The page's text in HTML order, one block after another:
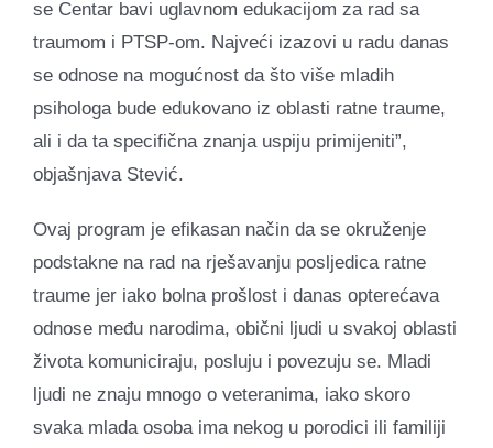
se Centar bavi uglavnom edukacijom za rad sa
traumom i PTSP-om. Najveći izazovi u radu danas
se odnose na mogućnost da što više mladih
psihologa bude edukovano iz oblasti ratne traume,
ali i da ta specifična znanja uspiju primijeniti”,
objašnjava Stević.
Ovaj program je efikasan način da se okruženje
podstakne na rad na rješavanju posljedica ratne
traume jer iako bolna prošlost i danas opterećava
odnose među narodima, obični ljudi u svakoj oblasti
života komuniciraju, posluju i povezuju se. Mladi
ljudi ne znaju mnogo o veteranima, iako skoro
svaka mlada osoba ima nekog u porodici ili familiji